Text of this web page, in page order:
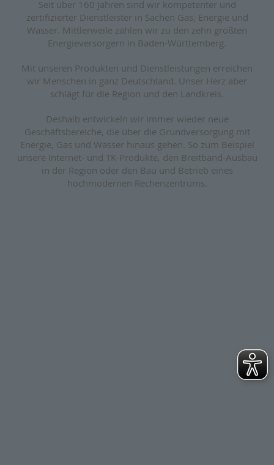
Seit über 160 Jahren sind wir kompetenter und
zertifizierter Dienstleister in Sachen Gas, Energie und
Wasser. Mittlerweile zählen wir zu den zehn größten
Energieversorgern in Baden-Württemberg.
Mit unseren Produkten und Dienstleistungen erreichen
wir Menschen in ganz Deutschland. Unser Herz aber
schlägt für die Region und den Landkreis.
Deshalb entwickeln wir immer wieder neue
Geschäftsbereiche, die über die Grundversorgung mit
Energie, Gas und Wasser hinaus gehen. So zum Beispiel
unsere Internet- und TK-Produkte, den Breitband-Ausbau
in der Region oder den Bau und Betrieb eines
hochmodernen Rechenzentrums.